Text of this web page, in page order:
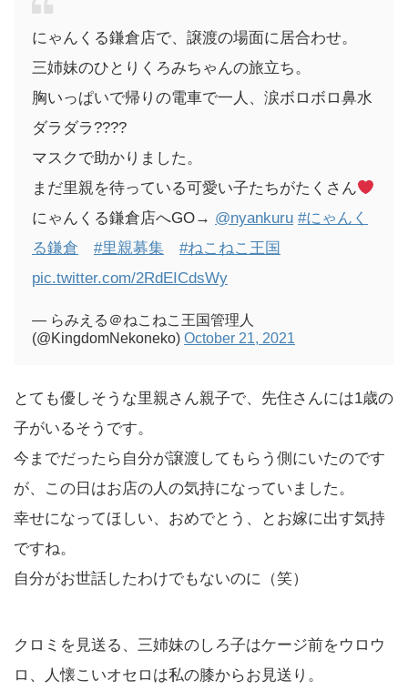
にゃんくる鎌倉店で、譲渡の場面に居合わせ。
三姉妹のひとりくろみちゃんの旅立ち。
胸いっぱいで帰りの電車で一人、涙ボロボロ鼻水
ダラダラ????
マスクで助かりました。
まだ里親を待っている可愛い子たちがたくさん
にゃんくる鎌倉店へGO→ @nyankuru #にゃんく
る鎌倉
#里親募集
#ねこねこ王国
pic.twitter.com/2RdEICdsWy
— らみえる＠ねこねこ王国管理人
(@KingdomNekoneko) October 21, 2021
とても優しそうな里親さん親子で、先住さんには1歳の
子がいるそうです。
今までだったら自分が譲渡してもらう側にいたのです
が、この日はお店の人の気持になっていました。
幸せになってほしい、おめでとう、とお嫁に出す気持
ですね。
自分がお世話したわけでもないのに（笑）
クロミを見送る、三姉妹のしろ子はケージ前をウロウ
ロ、人懐こいオセロは私の膝からお見送り。